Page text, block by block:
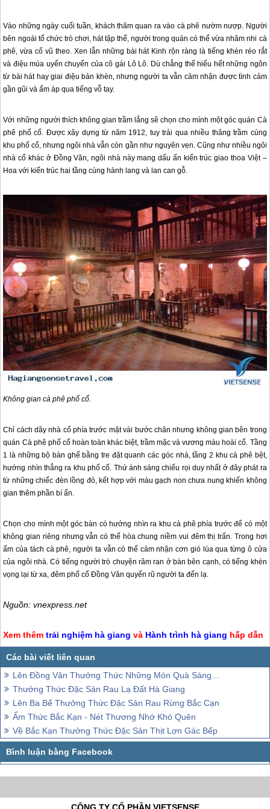
Vào những ngày cuối tuần, khách thăm quan ra vào cà phê nườm nượp. Người
bên ngoài tổ chức trò chơi, hát tập thể, người trong quán có thể vừa nhâm nhi cà
phê, vừa cổ vũ theo. Xen lẫn những bài hát Kinh rộn ràng là tiếng khèn réo rắt
và điệu múa uyển chuyển của cô gái Lô Lô. Dù chẳng thể hiểu hết những ngôn
từ bài hát hay giai điệu bản khèn, nhưng người ta vẫn cảm nhận được tình cảm
gần gũi và ấm áp qua tiếng vỗ tay.
Với những người thích không gian trầm lắng sẽ chọn cho mình một góc quán Cà
phê phố cổ. Được xây dựng từ năm 1912, tuy trải qua nhiều thăng trầm cùng
khu phố cổ, nhưng ngôi nhà vẫn còn gần như nguyên vẹn. Cũng như nhiều ngôi
nhà cổ khác ở Đồng Văn, ngôi nhà này mang dấu ấn kiến trúc giao thoa Việt –
Hoa với kiến trúc hai tầng cùng hành lang và lan can gỗ.
Không gian cà phê phố cổ.
Chỉ cách dãy nhà cổ phía trước mặt vài bước chân nhưng không gian bên trong
quán Cà phê phố cổ hoàn toàn khác biệt, trầm mặc và vương màu hoài cổ. Tầng
1 là những bộ bàn ghế bằng tre đặt quanh các góc nhà, tầng 2 khu cà phê bệt,
hướng nhìn thẳng ra khu phố cổ. Thứ ánh sáng chiếu rọi duy nhất ở đây phát ra
từ những chiếc đèn lồng đỏ, kết hợp với màu gạch non chưa nung khiến không
gian thêm phần bí ẩn.
Chọn cho mình một góc bàn có hướng nhìn ra khu cà phê phía trước để có một
không gian riêng nhưng vẫn có thể hòa chung niềm vui đêm thị trấn. Trong hơi
ấm của tách cà phê, người ta vẫn có thể cảm nhận cơn gió lùa qua từng ô cửa
của ngôi nhà. Có tiếng người trò chuyện râm ran ở bàn bên cạnh, có tiếng khèn
vọng lại từ xa, đêm phố cổ Đồng Văn quyến rũ người ta đến lạ.
Nguồn: vnexpress.net
Xem thêmtrải nghiệm hà giang và Hành trình hà giang hấp dẫn
Lên Đồng Văn Thưởng Thức Những Món Quà Sáng Hấp Dẫn
Thưởng Thức Đặc Sản Rau Lạ Đất Hà Giang
Lên Ba Bể Thưởng Thức Đặc Sản Rau Rừng Bắc Cạn
Ẩm Thức Bắc Kạn - Nét Thương Nhớ Khó Quên
Về Bắc Kạn Thưởng Thức Đặc Sản Thịt Lợn Gác Bếp
CÔNG TY CỔ PHẦN VIETSENSE